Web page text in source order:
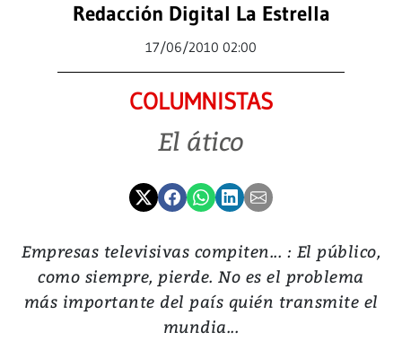
Redacción Digital La Estrella
17/06/2010 02:00
COLUMNISTAS
El ático
Empresas televisivas compiten... : El público,
como siempre, pierde. No es el problema
más importante del país quién transmite el
mundia...